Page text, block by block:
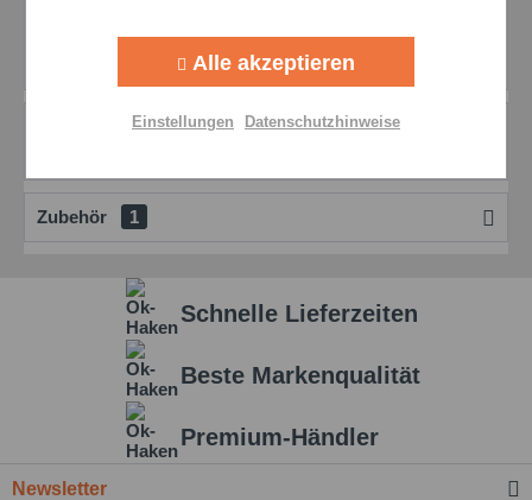
ENI Metalcut MMS 001 Linkmehr
Bewertungen
0
Zubehör 1
Schnelle Lieferzeiten
Beste Markenqualität
Premium-Händler
Newsletter
Personalisierung Aktiv
Alle akzeptieren
Einstellungen Datenschutzhinweise